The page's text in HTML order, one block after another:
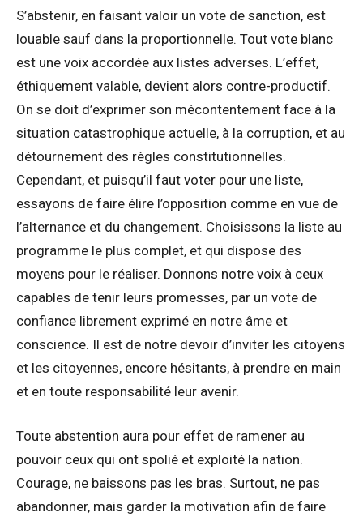
S’abstenir, en faisant valoir un vote de sanction, est
louable sauf dans la proportionnelle. Tout vote blanc
est une voix accordée aux listes adverses. L’effet,
éthiquement valable, devient alors contre-productif.
On se doit d’exprimer son mécontentement face à la
situation catastrophique actuelle, à la corruption, et au
détournement des règles constitutionnelles.
Cependant, et puisqu’il faut voter pour une liste,
essayons de faire élire l’opposition comme en vue de
l’alternance et du changement. Choisissons la liste au
programme le plus complet, et qui dispose des
moyens pour le réaliser. Donnons notre voix à ceux
capables de tenir leurs promesses, par un vote de
confiance librement exprimé en notre âme et
conscience. Il est de notre devoir d’inviter les citoyens
et les citoyennes, encore hésitants, à prendre en main
et en toute responsabilité leur avenir.
Toute abstention aura pour effet de ramener au
pouvoir ceux qui ont spolié et exploité la nation.
Courage, ne baissons pas les bras. Surtout, ne pas
abandonner, mais garder la motivation afin de faire